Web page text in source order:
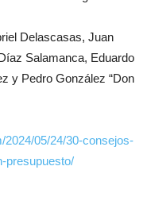
Delascasas, Juan
Salamanca, Eduardo
y Pedro González “Don
2024/05/24/30-consejos-
presupuesto/